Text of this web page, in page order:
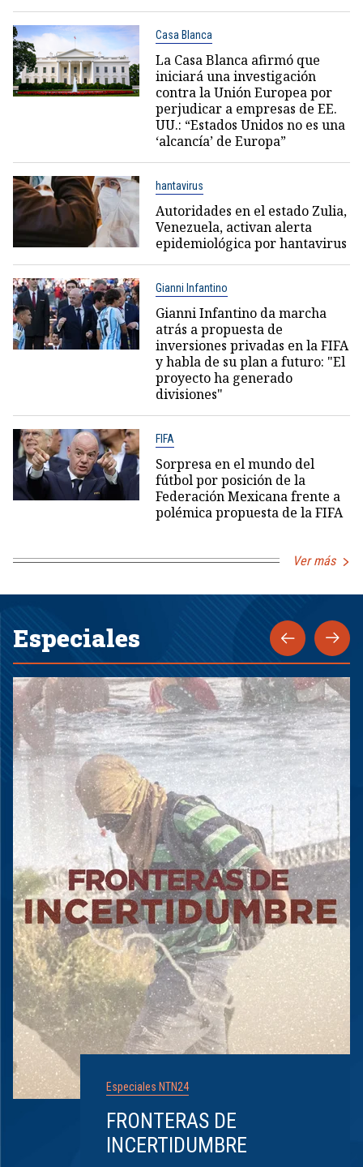
Casa Blanca
La Casa Blanca afirmó que
iniciará una investigación
contra la Unión Europea por
perjudicar a empresas de EE.
UU.: “Estados Unidos no es una
‘alcancía’ de Europa”
hantavirus
Autoridades en el estado Zulia,
Venezuela, activan alerta
epidemiológica por hantavirus
Gianni Infantino
Gianni Infantino da marcha
atrás a propuesta de
inversiones privadas en la FIFA
y habla de su plan a futuro: "El
proyecto ha generado
divisiones"
FIFA
Sorpresa en el mundo del
fútbol por posición de la
Federación Mexicana frente a
polémica propuesta de la FIFA
Ver más
Especiales
Especiales NTN24
FRONTERAS DE
INCERTIDUMBRE